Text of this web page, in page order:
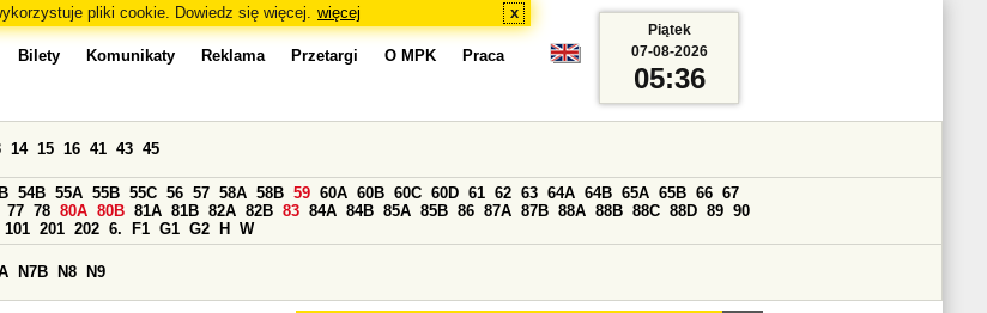
pliki cookie. Dowiedz się więcej. więcej x
Bilety Komunikaty Reklama Przetargi O MPK Praca
14 15 16 41 43 45
54B 55A 55B 55C 56 57 58A 58B 59 60A 60B 60C 60D 61 62 63 64A 64B 65A 65B 66 67
77 78 80A 80B 81A 81B 82A 82B 83 84A 84B 85A 85B 86 87A 87B 88A 88B 88C 88D 89 90
101 201 202 6. F1 G1 G2 H W
N7B N8 N9
Piątek
07-08-2026
05:36